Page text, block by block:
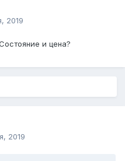
2019
и цена?
2019